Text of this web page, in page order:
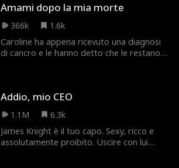
cercano di farla sposare con un
pretendente viscido, Philip. Al nuovo
matrimonio, Alice finalmente rivede suo
marito—ma ora è fidanzato con un'altra.
Amami dopo la mia morte
366k
1.6k
Caroline ha appena ricevuto una diagnosi
di cancro e le hanno detto che le restano
sostiene essere figlio di Eric. Eric continua
a ferire ripetutamente Caroline e, mentre i
sintomi del cancro peggiorano e lei cade
nella disperazione, decide di divorziare da
lui. Solo dopo la loro separazione Eric si
Addio, mio CEO
1.1M
6.3k
James Knight è il tuo capo. Sexy, ricco e
assolutamente proibito. Uscire con lui